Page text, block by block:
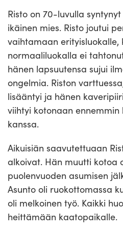
Risto on 70-luvulla
ikäinen mies. Risto joutui
vaihtamaan erityisluokalle,
normaaliluokalla ei
hänen lapsuutensa sujui
ongelmia. Riston
lisääntyi ja hänen
viihtyi kotonaan ennemmin
kanssa.
Aikuisiän saavutettuaan
alkoivat. Hän muutti kotoa
puolenvuoden asumisen
Asunto oli ruokottomassa
oli melkoinen työ. Kaikki
heittämään kaatopaikalle.